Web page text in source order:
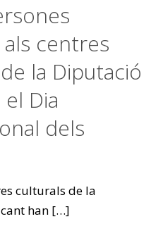
centres
la Diputació
Dia
dels
de la
han[…]